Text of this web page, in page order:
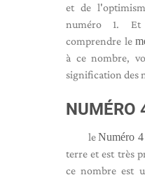
et de
numéro 1.
comprendre le
à ce nombre,
signification des
NUMÉRO
leNuméro 4
terre et est très
ce nombre est